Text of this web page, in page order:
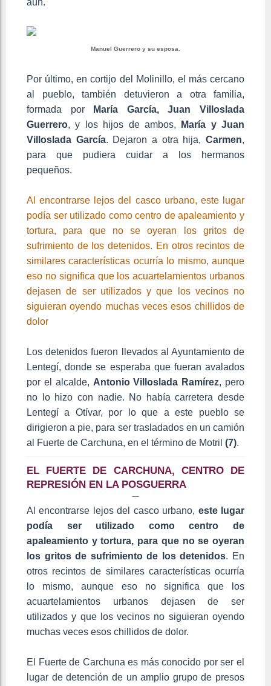
Manuel Guerrero y su esposa.
Por último, en cortijo del Molinillo, el más cercano
al pueblo, también detuvieron a otra familia,
formada por
María García, Juan Villoslada
Guerrero, y los hijos de ambos,
María y Juan
Villoslada García. Dejaron a otra hija,Carmen,
para que pudiera cuidar a los hermanos
pequeños.
Al encontrarse lejos del casco urbano, este lugar
podía ser utilizado como centro de apaleamiento y
tortura, para que no se oyeran los gritos de
sufrimiento de los detenidos. En otros recintos de
similares características ocurría lo mismo, aunque
eso no significa que los acuartelamientos urbanos
dejasen de ser utilizados y que los vecinos no
siguieran oyendo muchas veces esos chillidos de
dolor
Los detenidos fueron llevados al Ayuntamiento de
Lentegí, donde se esperaba que fueran avalados
por el alcalde, Antonio Villoslada Ramírez, pero
no lo hizo con nadie. No había carretera desde
Lentegí a Otívar, por lo que a este pueblo se
dirigieron a pie, para ser trasladados en un camión
al Fuerte de Carchuna, en el término de Motril (7).
EL FUERTE DE CARCHUNA, CENTRO DE
REPRESIÓN EN LA POSGUERRA
Al encontrarse lejos del casco urbano, este lugar
podía ser utilizado como centro de
apaleamiento y tortura, para que no se oyeran
los gritos de sufrimiento de los detenidos. En
otros recintos de similares características ocurría
lo mismo, aunque eso no significa que los
acuartelamientos urbanos dejasen de ser
utilizados y que los vecinos no siguieran oyendo
muchas veces esos chillidos de dolor.
El Fuerte de Carchuna es más conocido por ser el
lugar de detención de un amplio grupo de presos